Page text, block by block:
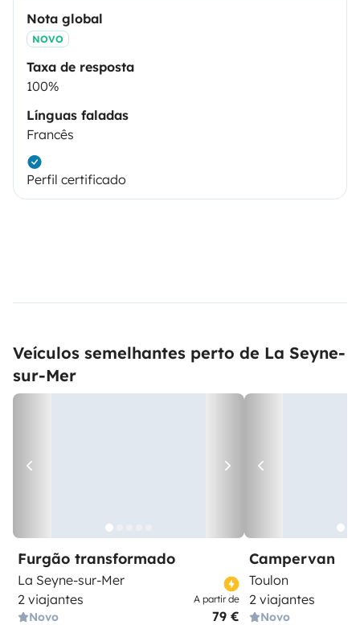
Nota global
NOVO
Taxa de resposta
100%
Línguas faladas
Francês
Perfil certificado
Veículos semelhantes perto de La Seyne-
sur-Mer
Furgão transformado
La Seyne-sur-Mer
2 viajantes
Novo
A partir de
79 €
Campervan
Toulon
2 viajantes
Novo